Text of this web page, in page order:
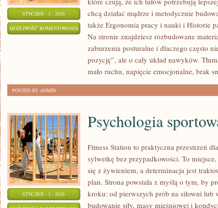
STYCZEŃ - 3 - 2026
MOŻLIWOŚĆ KOMENTOWANIA DOMOWA
FIZJOTERAPIA
AUTOMASAŻ
chcą działać mądrze i metodycznie
także Ergonomia pracy i nauki i Historie
Na stronie znajdziesz rozbudowane
zaburzenia posturalne i dlaczego często
pozycję”, ale o cały układ nawyków.
mało ruchu, napięcie emocjonalne, brak
POSTED BY ADMIN
STYCZEŃ - 3 - 2026
Psychologia
Fitness Station to praktyczna przestrzeń
sylwetkę bez przypadkowości. To
się z żywieniem, a determinacja jest
plan. Strona powstała z myślą o tym, by
kroku: od pierwszych prób na siłowni lub
budowanie siły, masy mięśniowej i